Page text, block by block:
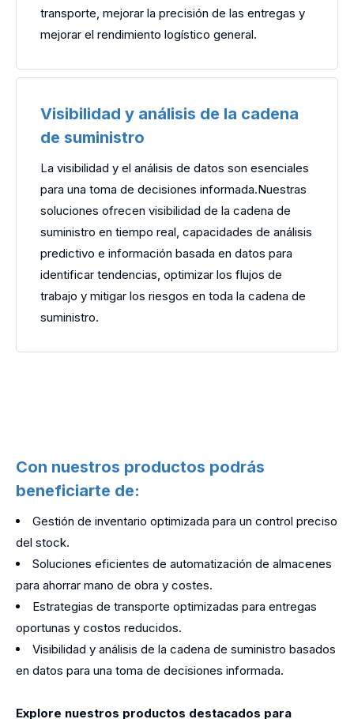
transporte, mejorar la precisión de las entregas y
mejorar el rendimiento logístico general.
Visibilidad y análisis de la cadena
de suministro
La visibilidad y el análisis de datos son esenciales
para una toma de decisiones informada.Nuestras
soluciones ofrecen visibilidad de la cadena de
suministro en tiempo real, capacidades de análisis
predictivo e información basada en datos para
identificar tendencias, optimizar los flujos de
trabajo y mitigar los riesgos en toda la cadena de
suministro.
Con nuestros productos podrás
beneficiarte de:
Gestión de inventario optimizada para un control preciso
del stock.
Soluciones eficientes de automatización de almacenes
para ahorrar mano de obra y costes.
Estrategias de transporte optimizadas para entregas
oportunas y costos reducidos.
Visibilidad y análisis de la cadena de suministro basados
​​en datos para una toma de decisiones informada.
Explore nuestros productos destacados para